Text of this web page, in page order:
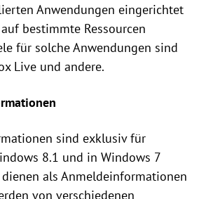
Anwendungen eingerichtet
bestimmte Ressourcen
für solche Anwendungen sind
Live und andere.
sind exklusiv für
8.1 und in Windows 7
als Anmeldeinformationen
von verschiedenen